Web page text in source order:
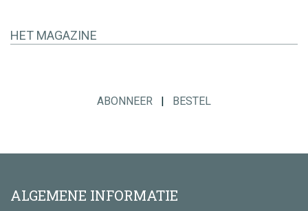
HET MAGAZINE
ABONNEER | BESTEL
ALGEMENE INFORMATIE